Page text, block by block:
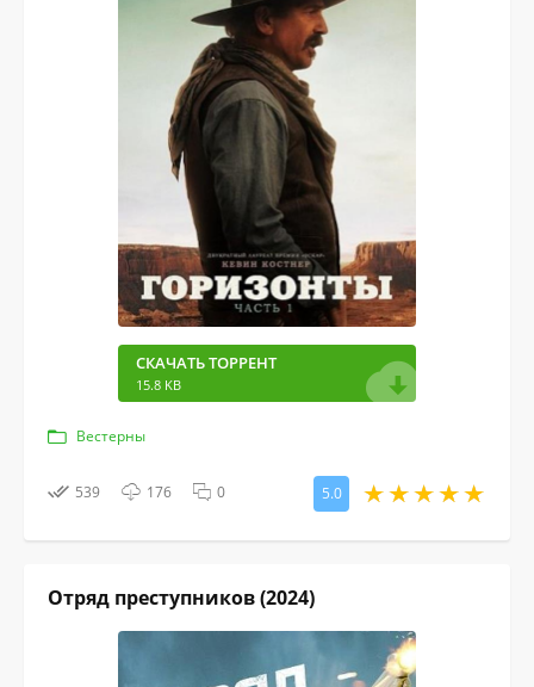
СКАЧАТЬ ТОРРЕНТ
15.8 KB
Вестерны
539 176 0 5.0
Отряд преступников (2024)